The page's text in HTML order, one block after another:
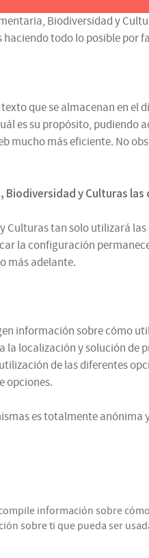
Biodiversidad y
todo lo posible por
que se almacenan en
es su propósito, pudiendo
mucho más eficiente. No
Biodiversidad y Culturas las
tan solo utilizará
la configuración
más adelante.
información sobre cómo
localización y solución de
de las diferentes
opciones.
es totalmente
información sobre
sobre ti que pueda ser